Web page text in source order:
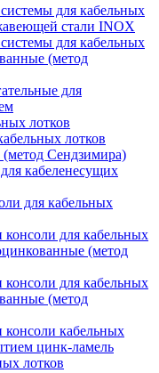
для кабельных
стали INOX
для кабельных
(метод
для
лотков
лотков
Сендзимира)
кабеленесущих
для кабельных
для кабельных
(метод
для кабельных
(метод
кабельных
цинк-ламель
лотков